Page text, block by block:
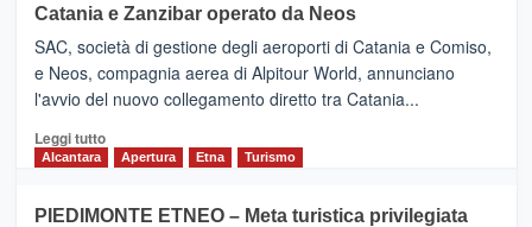
Catania e Zanzibar operato da Neos
SAC, società di gestione degli aeroporti di Catania e Comiso,
e Neos, compagnia aerea di Alpitour World, annunciano
l'avvio del nuovo collegamento diretto tra Catania...
Leggi tuttoLeggi
Alcantara Apertura Etna Turismo
PIEDIMONTE ETNEO – Meta turistica privilegiata